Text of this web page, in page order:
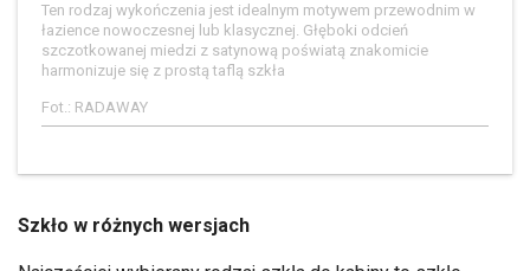
Ten rodzaj wykończenia jest idealnym motywem przewodnim w
łazience nowoczesnej lub klasycznej. Głęboki odcień
szczotkowanej miedzi z satynową poświatą znakomicie
harmonizuje się z prostą taflą szkła
Fot.: RADAWAY
Szkło w różnych wersjach